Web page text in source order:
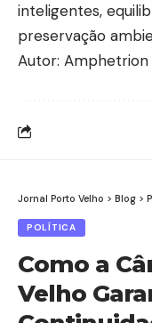
inteligentes,
preservação
Autor: Amphetrion
Jornal Porto Velho > Blog >
POLÍTICA
Como a
Velho